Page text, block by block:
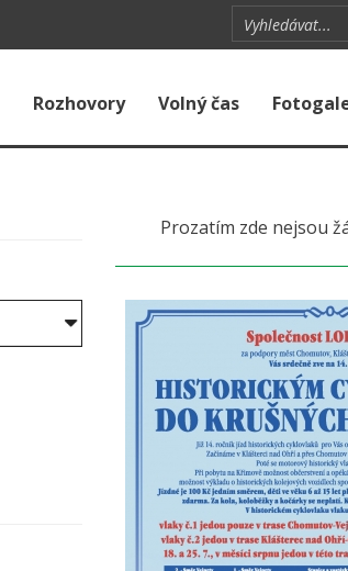
Rozhovory Volný čas
Prozatím zde nejsou